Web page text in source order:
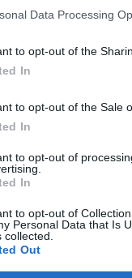
Data Processing
to opt-out of the
In
to opt-out of the Sale
In
to opt-out of
In
to opt-out of
Personal Data that Is
collected.
Out
til 3–1 mot Follo 2
trener Zijad